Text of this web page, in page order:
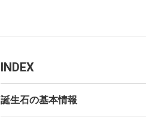
INDEX
誕生石の基本情報